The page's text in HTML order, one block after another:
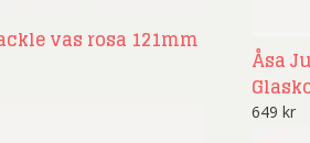
vas rosa 121mm
Åsa
649 kr